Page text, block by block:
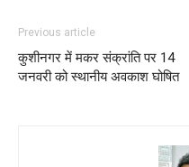
Previous article
कुशीनगर में मकर संक्रांति पर 14
जनवरी को स्थानीय अवकाश घोषित